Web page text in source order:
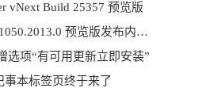
vNext Build 25357 预览版
微软 Win11 照片 2023.11050.2013.0 预览版发布内容一览
选项“有可用更新立即安装”
事本标签页终于来了